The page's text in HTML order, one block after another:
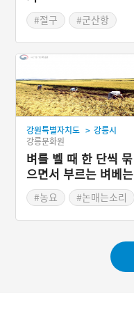
#절구
#군산항
#도정
#정미소
강원특별자치도 > 강릉시
강릉문화원
벼를 벨 때 한 단씩 묶
으면서 부르는 벼베는
소리
#농요
#논매는소리